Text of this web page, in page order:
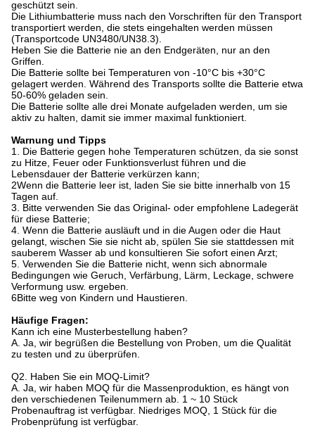
geschützt sein.
Die Lithiumbatterie muss nach den Vorschriften für den Transport
transportiert werden, die stets eingehalten werden müssen
(Transportcode UN3480/UN38.3).
Heben Sie die Batterie nie an den Endgeräten, nur an den
Griffen.
Die Batterie sollte bei Temperaturen von -10°C bis +30°C
gelagert werden. Während des Transports sollte die Batterie etwa
50-60% geladen sein.
Die Batterie sollte alle drei Monate aufgeladen werden, um sie
aktiv zu halten, damit sie immer maximal funktioniert.
Warnung und Tipps
1. Die Batterie gegen hohe Temperaturen schützen, da sie sonst
zu Hitze, Feuer oder Funktionsverlust führen und die
Lebensdauer der Batterie verkürzen kann;
2Wenn die Batterie leer ist, laden Sie sie bitte innerhalb von 15
Tagen auf.
3. Bitte verwenden Sie das Original- oder empfohlene Ladegerät
für diese Batterie;
4. Wenn die Batterie ausläuft und in die Augen oder die Haut
gelangt, wischen Sie sie nicht ab, spülen Sie sie stattdessen mit
sauberem Wasser ab und konsultieren Sie sofort einen Arzt;
5. Verwenden Sie die Batterie nicht, wenn sich abnormale
Bedingungen wie Geruch, Verfärbung, Lärm, Leckage, schwere
Verformung usw. ergeben.
6Bitte weg von Kindern und Haustieren.
Häufige Fragen:
Kann ich eine Musterbestellung haben?
A. Ja, wir begrüßen die Bestellung von Proben, um die Qualität
zu testen und zu überprüfen.
Q2. Haben Sie ein MOQ-Limit?
A. Ja, wir haben MOQ für die Massenproduktion, es hängt von
den verschiedenen Teilenummern ab. 1 ~ 10 Stück
Probenauftrag ist verfügbar. Niedriges MOQ, 1 Stück für die
Probenprüfung ist verfügbar.